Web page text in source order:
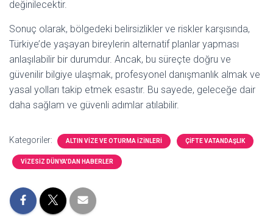
değinilecektir.
Sonuç olarak, bölgedeki belirsizlikler ve riskler karşısında,
Türkiye’de yaşayan bireylerin alternatif planlar yapması
anlaşılabilir bir durumdur. Ancak, bu süreçte doğru ve
güvenilir bilgiye ulaşmak, profesyonel danışmanlık almak ve
yasal yolları takip etmek esastır. Bu sayede, geleceğe dair
daha sağlam ve güvenli adımlar atılabilir.
Kategoriler: ALTIN VIZE VE OTURMA İZINLERI ÇIFTE VATANDAŞLIK
VIZESIZ DÜNYA'DAN HABERLER